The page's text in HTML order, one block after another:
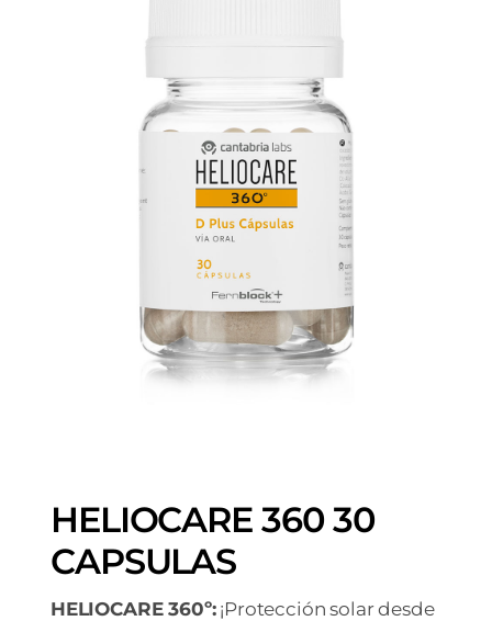
HELIOCARE 360 30
CAPSULAS
HELIOCARE 360º:¡Protección solar desde